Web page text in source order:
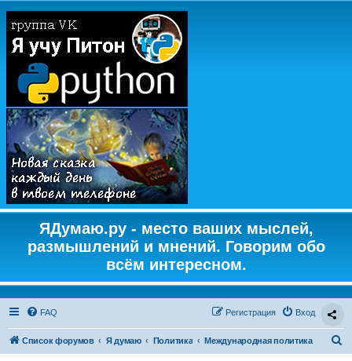
ЯДумаю.ру - место ваших мыслей,
размышлений и мнений. Говорим обо
всём интересном.
FAQ Вход
Регистрация
Список форумов Я думаю Политика Международная политика